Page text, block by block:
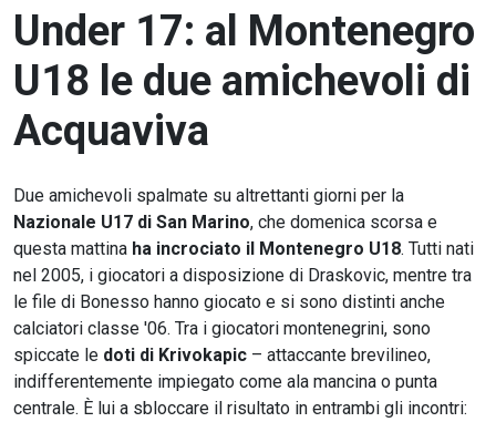
Under 17: al Montenegro
U18 le due amichevoli di
Acquaviva
Due amichevoli spalmate su altrettanti giorni per la
Nazionale U17 di San Marino, che domenica scorsa e
questa mattina ha incrociato il Montenegro U18. Tutti nati
nel 2005, i giocatori a disposizione di Draskovic, mentre tra
le file di Bonesso hanno giocato e si sono distinti anche
calciatori classe '06. Tra i giocatori montenegrini, sono
spiccate le doti di Krivokapic – attaccante brevilineo,
indifferentemente impiegato come ala mancina o punta
centrale. È lui a sbloccare il risultato in entrambi gli incontri: